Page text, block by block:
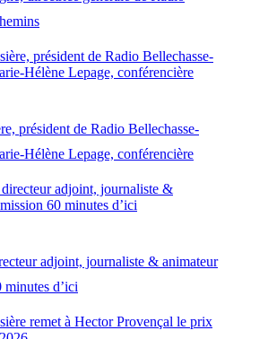
président de Radio Bellechasse-
Hélène Lepage, conférencière
adjoint, journaliste & animateur
minutes d’ici